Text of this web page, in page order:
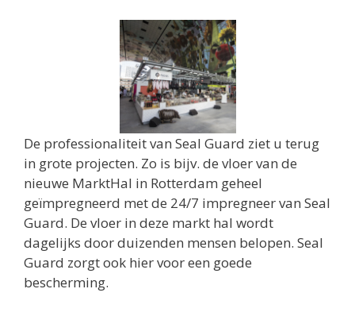
De professionaliteit van Seal Guard ziet u terug
in grote projecten. Zo is bijv. de vloer van de
nieuwe MarktHal in Rotterdam geheel
geïmpregneerd met de 24/7 impregneer van Seal
Guard. De vloer in deze markt hal wordt
dagelijks door duizenden mensen belopen. Seal
Guard zorgt ook hier voor een goede
bescherming.